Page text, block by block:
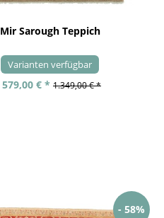
Mir Sarough Teppich
Varianten verfügbar
579,00 € * 1.349,00 € *
- 58%